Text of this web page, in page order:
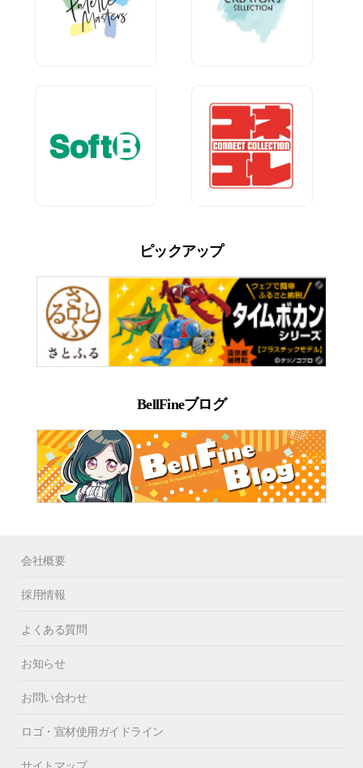
ピックアップ
BellFineブログ
会社概要
採用情報
よくある質問
お知らせ
お問い合わせ
ロゴ・宣材使用ガイドライン